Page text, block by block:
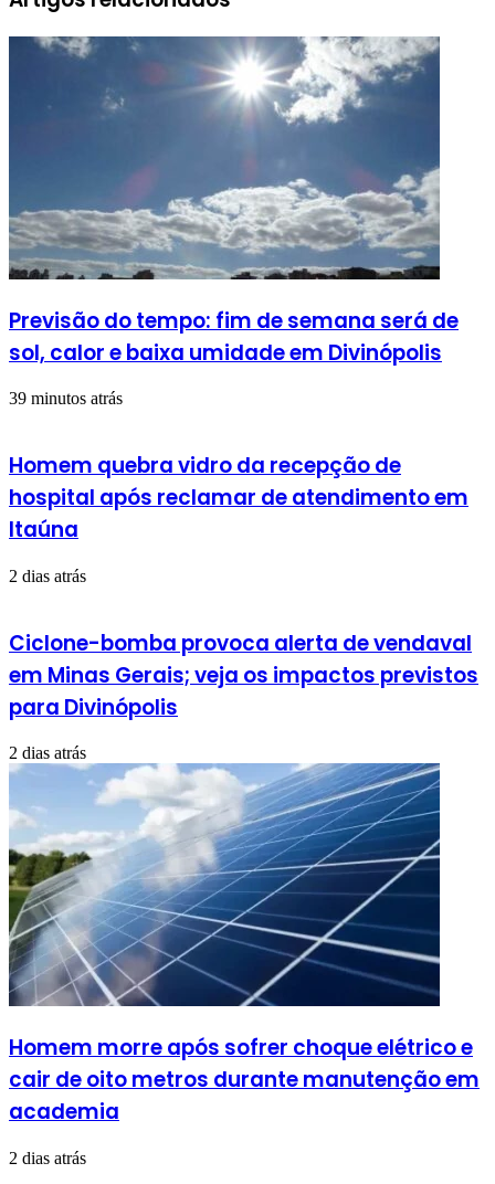
Previsão do tempo: fim de semana será de
sol, calor e baixa umidade em Divinópolis
39 minutos atrás
Homem quebra vidro da recepção de
hospital após reclamar de atendimento em
Itaúna
2 dias atrás
Ciclone-bomba provoca alerta de vendaval
em Minas Gerais; veja os impactos previstos
para Divinópolis
2 dias atrás
Homem morre após sofrer choque elétrico e
cair de oito metros durante manutenção em
academia
2 dias atrás